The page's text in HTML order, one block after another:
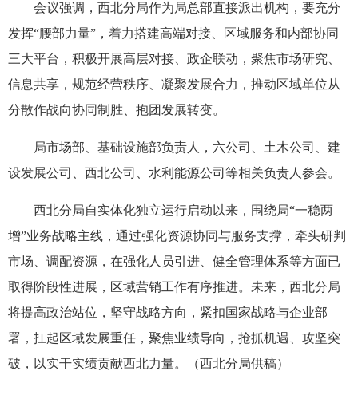
会议强调，西北分局作为局总部直接派出机构，要充分
发挥“腰部力量”，着力搭建高端对接、区域服务和内部协同
三大平台，积极开展高层对接、政企联动，聚焦市场研究、
信息共享，规范经营秩序、凝聚发展合力，推动区域单位从
分散作战向协同制胜、抱团发展转变。
局市场部、基础设施部负责人，六公司、土木公司、建
设发展公司、西北公司、水利能源公司等相关负责人参会。
西北分局自实体化独立运行启动以来，围绕局“一稳两
增”业务战略主线，通过强化资源协同与服务支撑，牵头研判
市场、调配资源，在强化人员引进、健全管理体系等方面已
取得阶段性进展，区域营销工作有序推进。未来，西北分局
将提高政治站位，坚守战略方向，紧扣国家战略与企业部
署，扛起区域发展重任，聚焦业绩导向，抢抓机遇、攻坚突
破，以实干实绩贡献西北力量。（西北分局供稿）